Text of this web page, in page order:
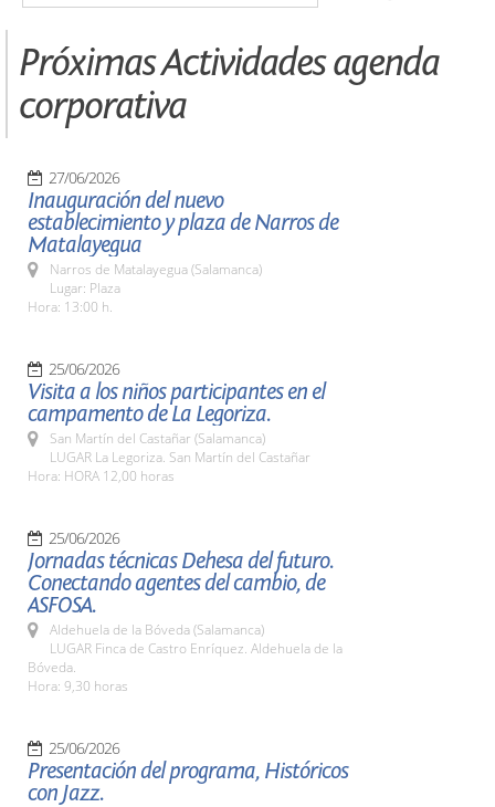
Próximas Actividades agenda
corporativa
27/06/2026
Inauguración del nuevo
establecimiento y plaza de Narros de
Matalayegua
Narros de Matalayegua (Salamanca)
Lugar: Plaza
Hora: 13:00 h.
25/06/2026
Visita a los niños participantes en el
campamento de La Legoriza.
San Martín del Castañar (Salamanca)
LUGAR La Legoriza. San Martín del Castañar
Hora: HORA 12,00 horas
25/06/2026
Jornadas técnicas Dehesa del futuro.
Conectando agentes del cambio, de
ASFOSA.
Aldehuela de la Bóveda (Salamanca)
LUGAR Finca de Castro Enríquez. Aldehuela de la
Bóveda.
Hora: 9,30 horas
25/06/2026
Presentación del programa, Históricos
con Jazz.